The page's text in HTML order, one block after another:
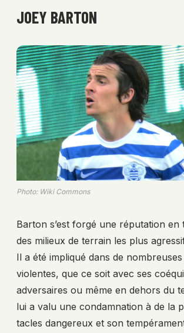
JOEY BARTON
Photo: Wiki Commons
Barton s’est forgé une réputation en
des milieux de terrain les plus
Il a été impliqué dans de
violentes, que ce soit avec ses
adversaires ou même en dehors du
lui a valu une condamnation à de la
tacles dangereux et son